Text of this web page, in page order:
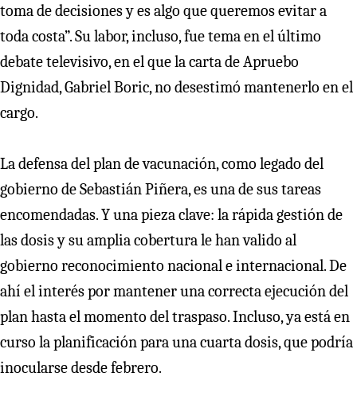
toma de decisiones y es algo que queremos evitar a
toda costa”. Su labor, incluso, fue tema en el último
debate televisivo, en el que la carta de Apruebo
Dignidad, Gabriel Boric, no desestimó mantenerlo en el
cargo.
La defensa del plan de vacunación, como legado del
gobierno de Sebastián Piñera, es una de sus tareas
encomendadas. Y una pieza clave: la rápida gestión de
las dosis y su amplia cobertura le han valido al
gobierno reconocimiento nacional e internacional. De
ahí el interés por mantener una correcta ejecución del
plan hasta el momento del traspaso. Incluso, ya está en
curso la planificación para una cuarta dosis, que podría
inocularse desde febrero.